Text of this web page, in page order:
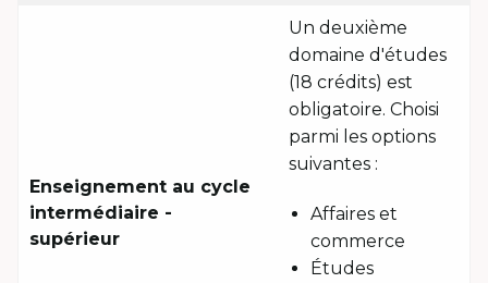
Enseignement au cycle
intermédiaire -
supérieur
Un deuxième
domaine d'études
(18 crédits) est
obligatoire. Choisi
parmi les options
suivantes :
Affaires et
commerce
Études